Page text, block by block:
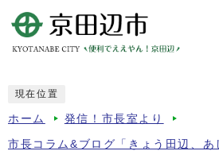
現在位置
ホーム 発信！市長室より
市長コラム&ブログ「きょう田辺、あ